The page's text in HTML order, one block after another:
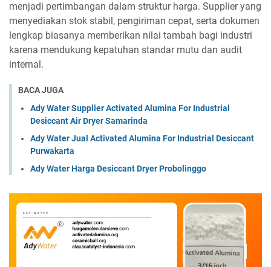
menjadi pertimbangan dalam struktur harga. Supplier yang
menyediakan stok stabil, pengiriman cepat, serta dokumen
lengkap biasanya memberikan nilai tambah bagi industri
karena mendukung kepatuhan standar mutu dan audit
internal.
BACA JUGA
Ady Water Supplier Activated Alumina For Industrial
Desiccant Air Dryer Samarinda
Ady Water Jual Activated Alumina For Industrial Desiccant
Purwakarta
Ady Water Harga Desiccant Dryer Probolinggo